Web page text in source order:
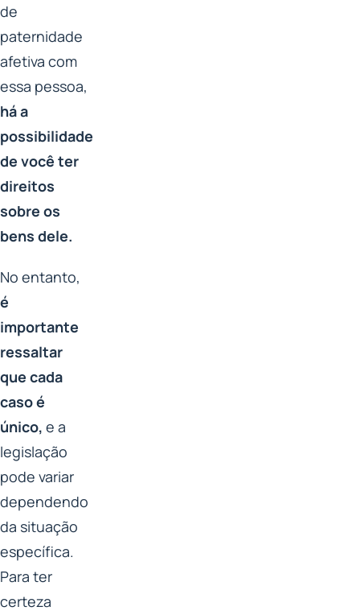
de
paternidade
afetiva com
essa pessoa,
há a
possibilidade
de você ter
direitos
sobre os
bens dele.
No entanto,
é
importante
ressaltar
que cada
caso é
único, e a
legislação
pode variar
dependendo
da situação
específica.
Para ter
certeza